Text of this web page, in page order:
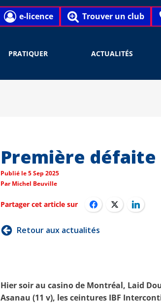
e-licence Trouver un club
PRATIQUER ACTUALITÉS
Première défaite
Publié le5 Sep 2025
ParMichel Beuville
Partager cet article sur
Retour aux actualités
Hier soir au casino de Montréal, Laid
Asanau (11 v), les ceintures IBF